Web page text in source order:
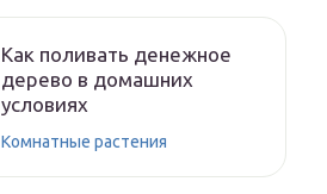
Как поливать денежное
дерево в домашних
условиях
Комнатные растения